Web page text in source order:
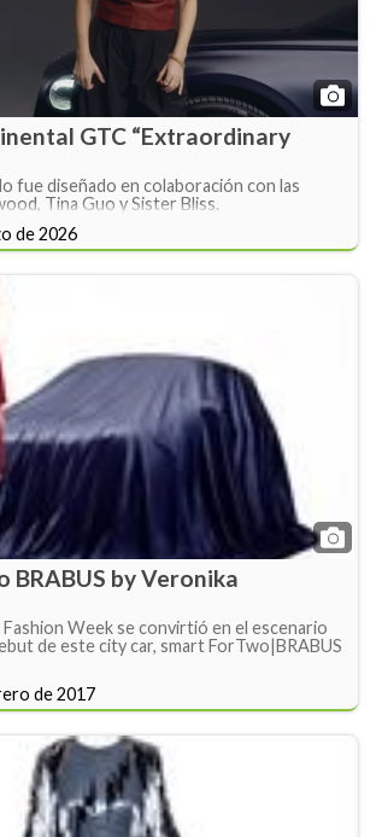
GTC “Extraordinary
fue diseñado en colaboración con las
Tina Guo y Sister Bliss.
de 2026
BRABUS by Veronika
Week se convirtió en el escenario
de este city car, smart ForTwo|BRABUS
de 2017